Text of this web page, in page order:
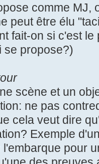
comme MJ,
peut être élu
fait-on si c'est
se propose?)
scène et un
ne pas
cela veut dire
Exemple
pour